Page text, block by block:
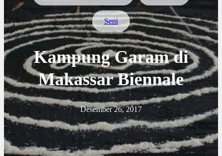
Seni
Kampung Garam di
Makassar Biennale
Desember 26, 2017